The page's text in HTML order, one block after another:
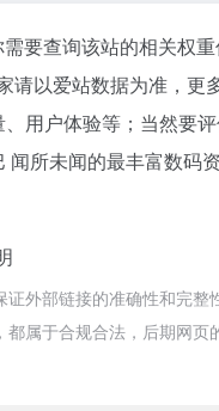
要查询该站的相关权
请以爱站数据为准，更
用户体验等；当然要
所未闻的最丰富数码
外部链接的准确性和完
属于合规合法，后期网